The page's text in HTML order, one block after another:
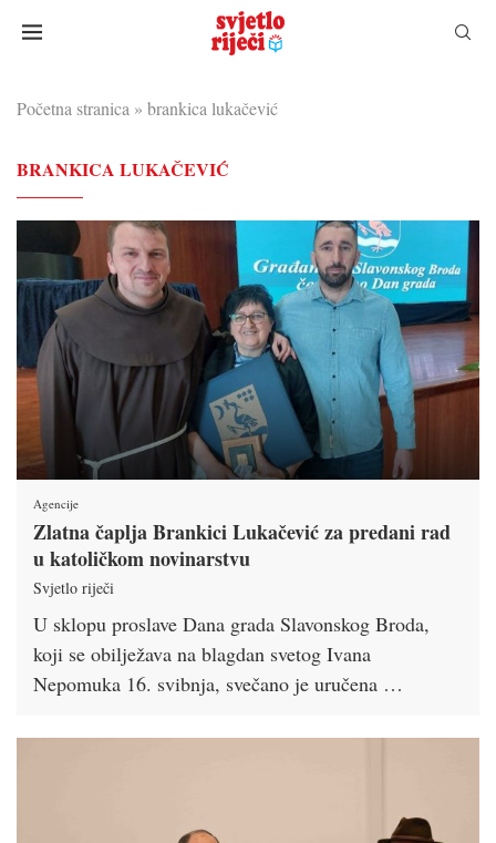
Početna stranica » brankica lukačević
BRANKICA LUKAČEVIĆ
Agencije
Zlatna čaplja Brankici Lukačević za predani rad
u katoličkom novinarstvu
Svjetlo riječi
U sklopu proslave Dana grada Slavonskog Broda,
koji se obilježava na blagdan svetog Ivana
Nepomuka 16. svibnja, svečano je uručena …